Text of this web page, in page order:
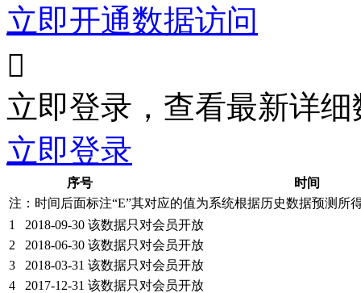
立即开通数据访问

立即登录，查看最新详细
立即登录
序号
时间
注：时间后面标注“E”其对应的值为系统根据历史数据预测所
1
2018-09-30 该数据只对会员开放
2
2018-06-30 该数据只对会员开放
3
2018-03-31 该数据只对会员开放
4
2017-12-31 该数据只对会员开放